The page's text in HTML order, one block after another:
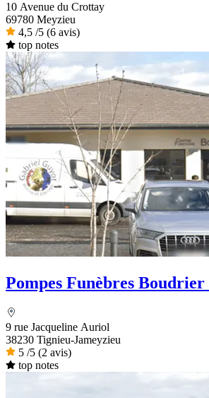
10 Avenue du Crottay
69780 Meyzieu
4,5 /5 (6 avis)
top notes
Pompes Funèbres
9 rue Jacqueline Auriol
38230 Tignieu-Jameyzieu
5 /5 (2 avis)
top notes